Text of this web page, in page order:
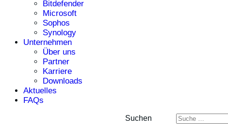
Bitdefender
Microsoft
Sophos
Synology
Unternehmen
Über uns
Partner
Karriere
Downloads
Aktuelles
FAQs
Suchen